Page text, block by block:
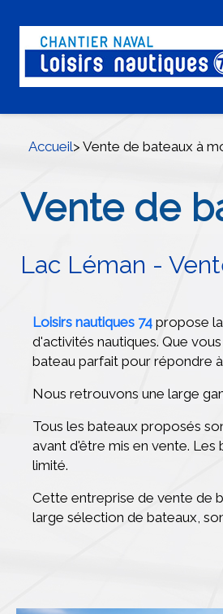
Accueil> Vente de bateaux à
Vente de
Lac Léman -
Loisirs nautiques 74 propose la
d'activités nautiques. Que
bateau parfait pour répondre
Nous retrouvons une large
Tous les bateaux proposés
avant d'être mis en vente.
limité.
Cette entreprise de vente de
large sélection de bateaux,